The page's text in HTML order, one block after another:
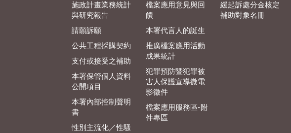
施政計畫業務統計
與研究報告
請願訴願
公共工程採購契約
支付或接受之補助
本署保管個人資料
公開項目
本署內部控制聲明
書
性別主流化／性騷
檔案應用意見與回
饋
本署代言人的誕生
推廣檔案應用活動
成果統計
犯罪預防暨犯罪被
害人保護宣導微電
影徵件
檔案應用服務區-附
件專區
緩起訴處分金核定
補助對象名冊